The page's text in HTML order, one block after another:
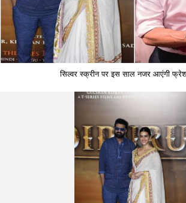
सिल्वर स्क्रीन पर इस साल नजर आएंगी फ्रेश